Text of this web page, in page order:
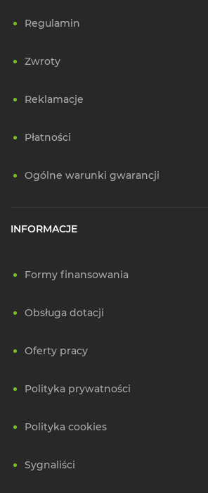
Regulamin
Zwroty
Reklamacje
Płatności
Ogólne warunki gwarancji
INFORMACJE
Formy finansowania
Obsługa dotacji
Oferty pracy
Polityka prywatności
Polityka cookies
Sygnaliści